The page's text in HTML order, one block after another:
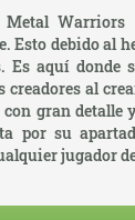
Warriors
Esto debido al
Es aquí donde
creadores al
con gran detalle
por su
jugador